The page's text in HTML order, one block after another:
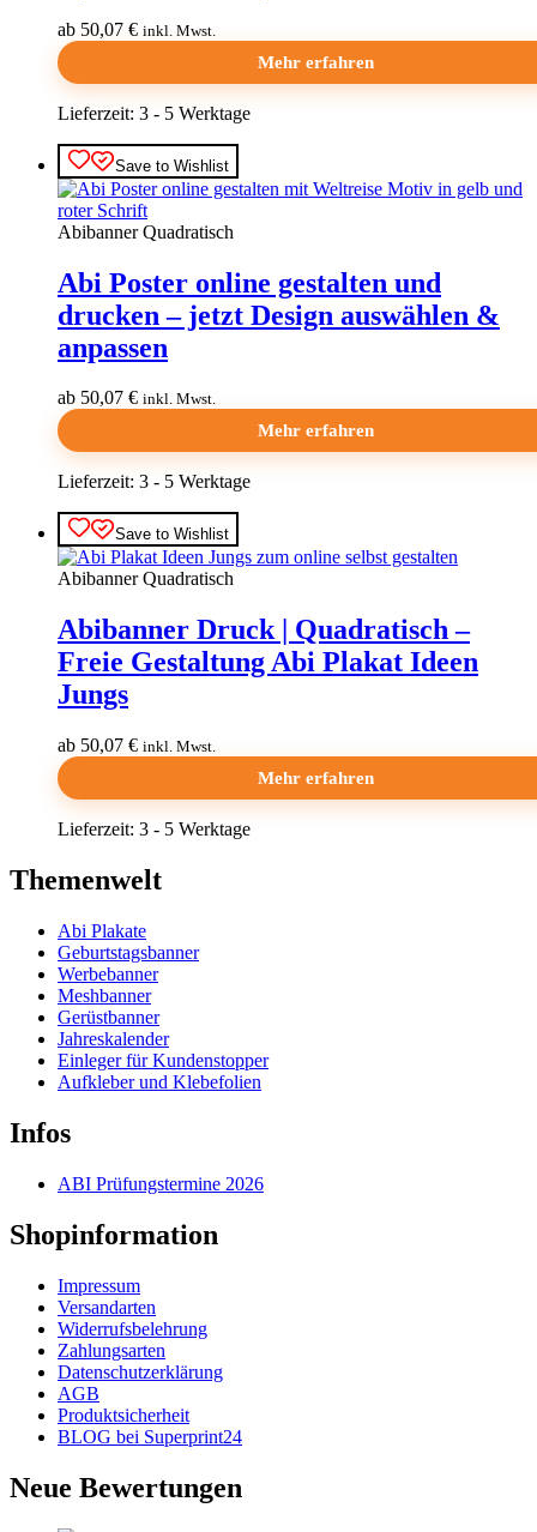
ab 50,07 € inkl. Mwst.
Mehr erfahren
Lieferzeit: 3 - 5 Werktage
Dieses
Produkt
weist
mehrere
Varianten
Die
Optionen
können
auf
der
Produktseite
gewählt
werden
Save to Wishlist
Abibanner Quadratisch
Abi Poster online gestalten und
drucken – jetzt Design auswählen &
anpassen
ab 50,07 € inkl. Mwst.
Mehr erfahren
Lieferzeit: 3 - 5 Werktage
Dieses
Produkt
weist
mehrere
auf.
Die
Optionen
können
auf
der
Produktseite
gewählt
werden
Save to Wishlist
Abibanner Quadratisch
Abibanner Druck | Quadratisch –
Freie Gestaltung Abi Plakat Ideen
Jungs
ab 50,07 € inkl. Mwst.
Mehr erfahren
Lieferzeit: 3 - 5 Werktage
Produkt
mehrere
Varianten
auf.
Die
Optionen
können
auf
der
gewählt
werden
Themenwelt
Abi Plakate
Geburtstagsbanner
Werbebanner
Meshbanner
Gerüstbanner
Jahreskalender
Einleger für Kundenstopper
Aufkleber und Klebefolien
Infos
ABI Prüfungstermine 2026
Shopinformation
Impressum
Versandarten
Widerrufsbelehrung
Zahlungsarten
Datenschutzerklärung
AGB
Produktsicherheit
BLOG bei Superprint24
Neue Bewertungen